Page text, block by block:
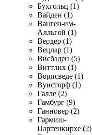
Бухгольц (1)
Вайден (1)
Ванген-им-
Алльгой (1)
Вердер (1)
Вецлар (1)
Висбаден (5)
Виттлих (1)
Ворпсведе (1)
Вунсторф (1)
Галле (2)
Гамбург (9)
Ганновер (2)
Гармиш-
Партенкирхе (2)